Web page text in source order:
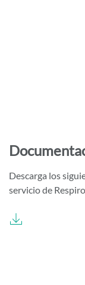
Descarga los
servicio de